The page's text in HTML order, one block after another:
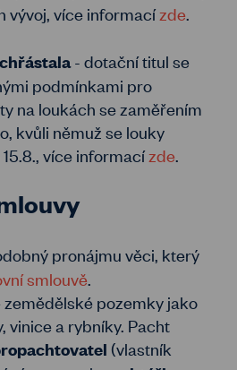
vývoj, více informacízde
- dotační titul se
podmínkami pro
na loukách se zaměřením
kvůli němuž se louky
více informacízde
pronájmu věci, který
smlouvě
pozemky jako
vinice a rybníky. Pacht
(vlastník